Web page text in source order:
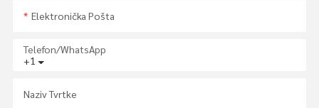
Elektronička Pošta
+1
Telefon/whatsApp
Naziv Tvrtke